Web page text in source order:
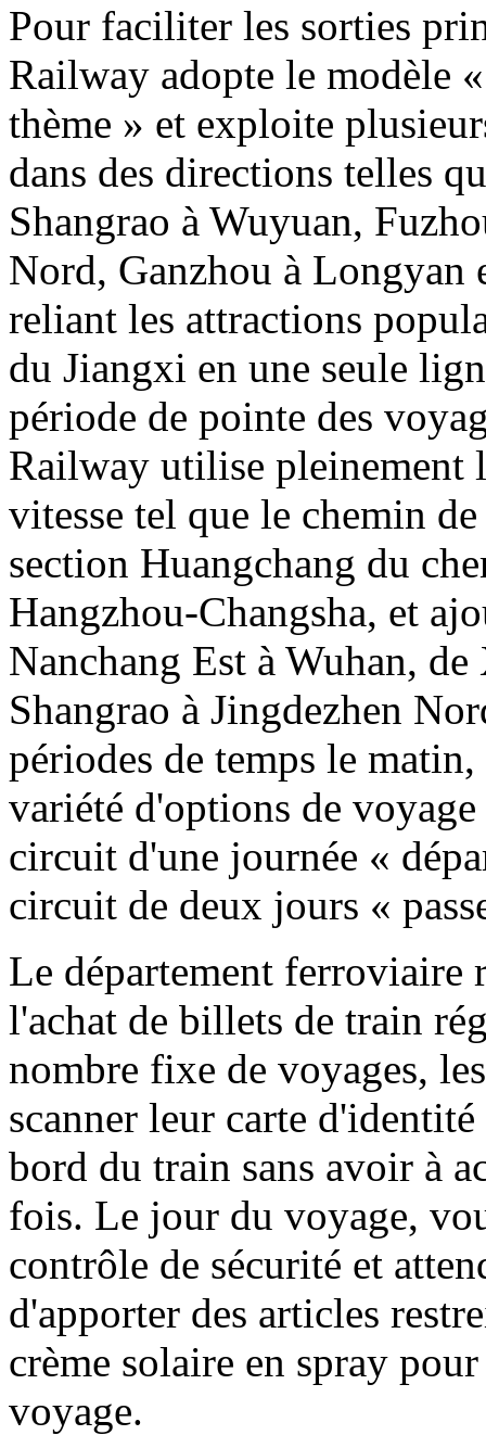
Pour faciliter les sorties
Railway adopte le modèle
thème » et exploite
dans des directions telles
Shangrao à Wuyuan,
Nord, Ganzhou à
reliant les attractions
du Jiangxi en une seule
période de pointe des
Railway utilise pleinement
vitesse tel que le chemin
section Huangchang du
Hangzhou-Changsha, et
Nanchang Est à Wuhan,
Shangrao à Jingdezhen
périodes de temps le
variété d'options de
circuit d'une journée «
circuit de deux jours «
Le département ferroviaire
l'achat de billets de train
nombre fixe de voyages,
scanner leur carte
bord du train sans avoir à
fois. Le jour du voyage,
contrôle de sécurité et
d'apporter des articles
crème solaire en spray
voyage.